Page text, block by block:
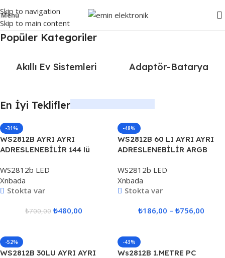
Skip to navigation
Skip to main content
Menü
Popüler Kategoriler
Akıllı Ev Sistemleri Adaptör-Batarya
En İyi Teklifler
-31%
WS2812B AYRI AYRI
ADRESLENEBİLİR 144 lü
WS2812b LED
Xnbada
Stokta var
₺700,00 ₺480,00
-48%
WS2812B 60 LI AYRI AYRI
ADRESLENEBİLİR ARGB
WS2812b LED
Xnbada
Stokta var
₺186,00 – ₺756,00
-52%
WS2812B 30LU AYRI AYRI
-43%
Ws2812B 1.METRE PC